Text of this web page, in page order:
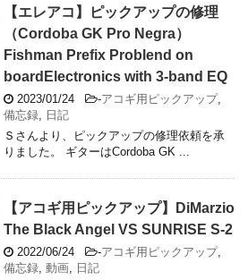
【エレアコ】ピックアップの修理
（Cordoba GK Pro Negra）
Fishman Prefix Problend on
boardElectronics with 3-band EQ
2023/01/24 -アコギ用ピックアップ,
備忘録
日記
Ｓさんより、ピックアップの修理依頼を承
りました。 ギターはCordoba GK ...
【アコギ用ピックアップ】DiMarzio
The Black Angel VS SUNRISE S-2
2022/06/24 -アコギ用ピックアップ,
備忘録 動画
日記